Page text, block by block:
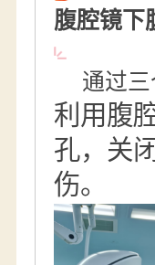
腹腔镜下
通过
利用腹
孔，关
伤。